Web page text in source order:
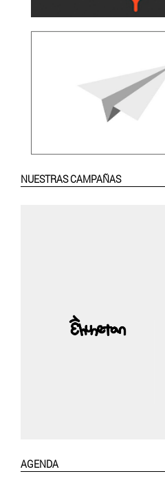
NUESTRAS CAMPAÑAS
AGENDA